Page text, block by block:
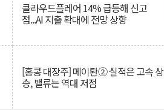
클라우드플레어 14% 급등해 신고
점...AI 지출 확대에 전망 상향
[홍콩 대장주] 메이퇀② 실적은 고속 상
승, 밸류는 역대 저점